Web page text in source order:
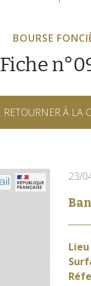
BOURSE
Fiche
RETOURNER À LA
23/